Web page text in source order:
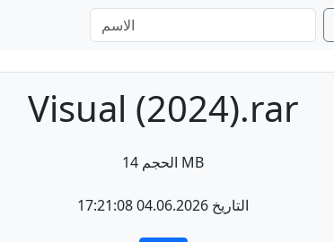
Visual (2024).rar
الحجم 14 MB
التاريخ 04.06.2026 17:21:08